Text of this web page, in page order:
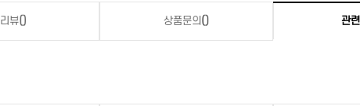
리뷰() 상품문의 () 관